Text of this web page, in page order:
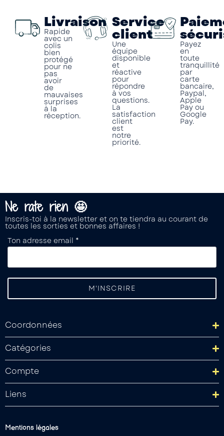
Livraison
Rapide
avec un
colis
bien
protégé
pour ne
pas
avoir
de
mauvaises
surprises
à la
réception.
Service
client
Une
équipe
disponible
et
réactive
pour
répondre
à vos
questions.
La
satisfaction
client
est
notre
priorité.
Payez
en
toute
tranquillité
par
carte
bancaire,
Paypal,
Apple
Pay ou
Google
Pay.
Ne rate rien 🤩
Inscris-toi à la newsletter et on te tiendra au courant de
toutes les sorties et bonnes affaires !
Ton adresse email *
Coordonnées
Catégories
Compte
Liens
Mentions légales